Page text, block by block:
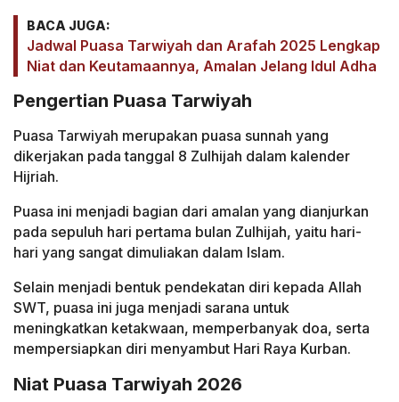
BACA JUGA:
Jadwal Puasa Tarwiyah dan Arafah 2025 Lengkap
Niat dan Keutamaannya, Amalan Jelang Idul Adha
Pengertian Puasa Tarwiyah
Puasa Tarwiyah merupakan puasa sunnah yang
dikerjakan pada tanggal 8 Zulhijah dalam kalender
Hijriah.
Puasa ini menjadi bagian dari amalan yang dianjurkan
pada sepuluh hari pertama bulan Zulhijah, yaitu hari-
hari yang sangat dimuliakan dalam Islam.
Selain menjadi bentuk pendekatan diri kepada Allah
SWT, puasa ini juga menjadi sarana untuk
meningkatkan ketakwaan, memperbanyak doa, serta
mempersiapkan diri menyambut Hari Raya Kurban.
Niat Puasa Tarwiyah 2026